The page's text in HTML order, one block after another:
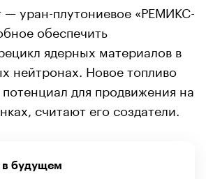
— уран-плутониевое «РЕМИКС-
обеспечить
ядерных материалов в
нейтронах. Новое топливо
для продвижения на
считают его создатели.
в будущем